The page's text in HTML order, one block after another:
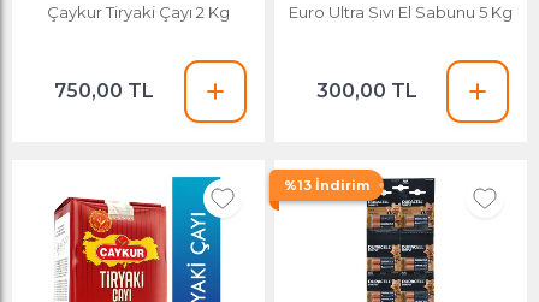
Çaykur Tiryaki Çayı 2 Kg
750,00 TL
Euro Ultra Sıvı El Sabunu 5 Kg
300,00 TL
%13 İndirim